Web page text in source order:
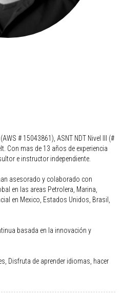
# 15043861), ASNT NDT Nivel III (#
Con mas de 13 años de experiencia
e instructor independiente.
asesorado y colaborado con
en las areas Petrolera, Marina,
en Mexico, Estados Unidos, Brasil,
basada en la innovación y
Disfruta de aprender idiomas, hacer